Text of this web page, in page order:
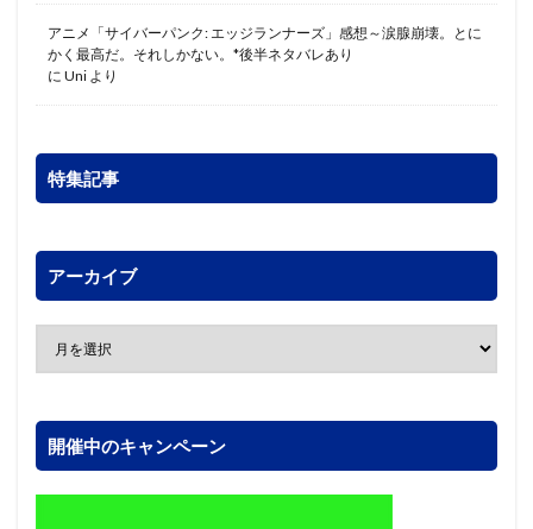
アニメ「サイバーパンク: エッジランナーズ」感想～涙腺崩壊。とに
かく最高だ。それしかない。*後半ネタバレあり
に Uni より
特集記事
アーカイブ
開催中のキャンペーン